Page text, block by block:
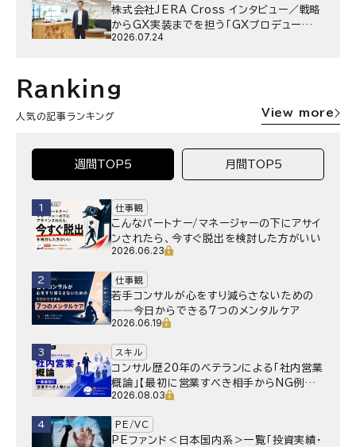
株式会社JERA Cross インタビュー／戦略
からGX実装までを担う「GXプロデュー
サー」というキャリア
2026.07.24
Ranking
人気の記事ランキング View more
週間TOP5 月間TOP5
1 仕事観
こんなパートナー/マネージャーの下にアサイ
ンされたら、今すぐ脱出を検討した方がいい
2026.06.23
2 仕事観
若手コンサルが心をすり減らさないための
──今日からできる7つのメンタルケア
2026.06.19
3 スキル
コンサル歴20年のベテランによる「社内営業
概論」【最初に営業すべき相手からNG例ま
で】
2026.08.03
4 PE/VC
PEファンド＜日本国内系＞一覧「投資実績・